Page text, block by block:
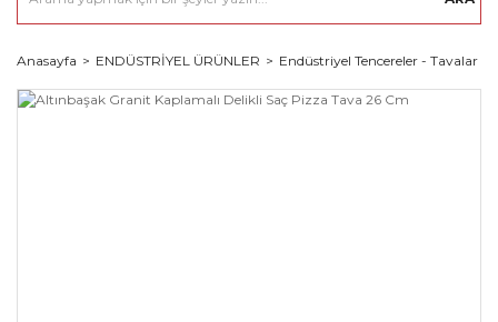
Anasayfa ENDÜSTRİYEL ÜRÜNLER Endüstriyel Tencereler - Tavalar -